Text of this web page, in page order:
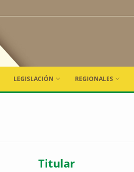
LEGISLACIÓN REGIONALES
Titular